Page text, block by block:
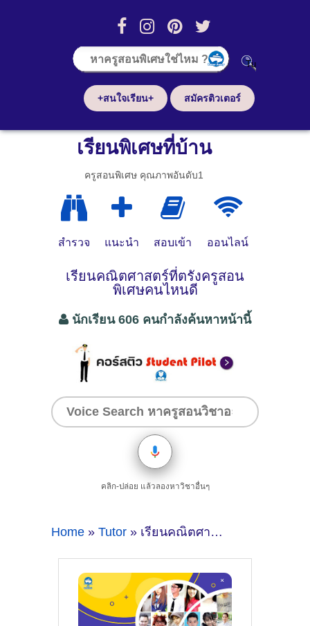
+สนใจเรียน+ สมัครติวเตอร์
เรียนพิเศษที่บ้าน
ครูสอนพิเศษ คุณภาพอันดับ1
สำรวจ แนะนำ สอบเข้า ออนไลน์
เรียนคณิตศาสตร์ที่ตรังครูสอน
พิเศษคนไหนดี
นักเรียน 606 คนกำลังค้นหาหน้านี้
คลิก-ปล่อย แล้วลองหาวิชาอื่นๆ
Home » Tutor » เรียนคณิตศาสตร์ที่ตรังครูสอนพิเศษคนไหนดี